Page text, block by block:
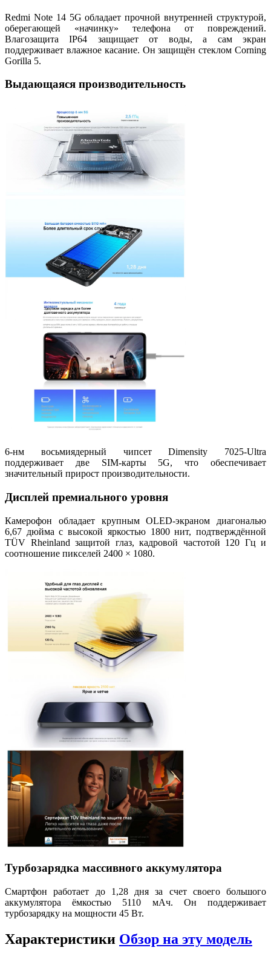
Redmi Note 14 5G обладает прочной внутренней структурой,
оберегающей «начинку» телефона от повреждений.
Влагозащита IP64 защищает от воды, а сам экран
поддерживает влажное касание. Он защищён стеклом Corning
Gorilla 5.
Выдающаяся производительность
6-нм восьмиядерный чипсет Dimensity 7025-Ultra
поддерживает две SIM-карты 5G, что обеспечивает
значительный прирост производительности.
Дисплей премиального уровня
Камерофон обладает крупным OLED-экраном диагональю
6,67 дюйма с высокой яркостью 1800 нит, подтверждённой
TÜV Rheinland защитой глаз, кадровой частотой 120 Гц и
соотношение пикселей 2400 × 1080.
Турбозарядка массивного аккумулятора
Смартфон работает до 1,28 дня за счет своего большого
аккумулятора ёмкостью 5110 мАч. Он поддерживает
турбозарядку на мощности 45 Вт.
Характеристики Обзор на эту модель